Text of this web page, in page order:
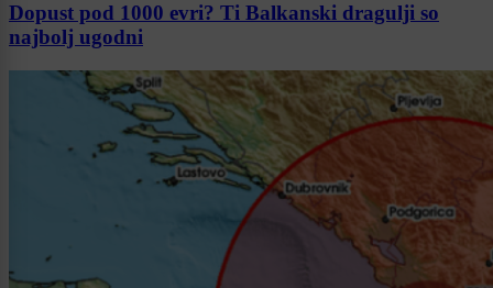
Dopust pod 1000 evri? Ti Balkanski dragulji so
najbolj ugodni